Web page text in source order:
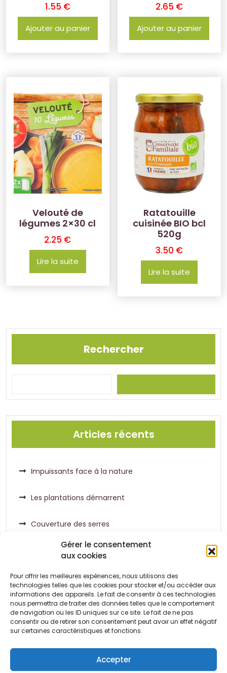
Gérer le consentement
aux cookies
Pour offrir les meilleures expériences, nous utilisons des
technologies telles que les cookies pour stocker et/ou accéder aux
informations des appareils. Le fait de consentir à ces technologies
nous permettra de traiter des données telles que le comportement
de navigation ou les ID uniques sur ce site. Le fait de ne pas
consentir ou de retirer son consentement peut avoir un effet négatif
sur certaines caractéristiques et fonctions.
Accepter
1.55 €
Ajouter au panier
2.65 €
Ajouter au panier
Velouté de
légumes 2×30 cl
2.25 €
Lire la suite
Ratatouille
cuisinée BIO bcl
520g
3.50 €
Lire la suite
Rechercher
Articles récents
Impuissants face à la nature
Les plantations démarrent
Couverture des serres
Commentaires récents
Aucun commentaire à afficher.